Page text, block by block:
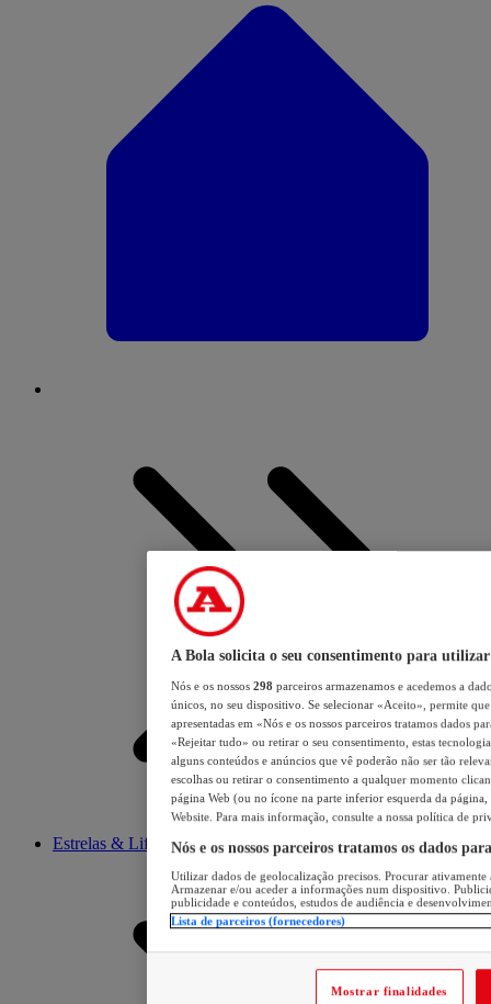
Estrelas & Lifestyle
A Bola solicita o seu consentimento para utilizar
Nós e os nossos 298 parceiros armazenamos e acedemos a
únicos, no seu dispositivo. Se selecionar «Aceito», permite
apresentadas em «Nós e os nossos parceiros tratamos dados
«Rejeitar tudo» ou retirar o seu consentimento, estas
alguns conteúdos e anúncios que vê poderão não ser tão
escolhas ou retirar o consentimento a qualquer momento
página Web (ou no ícone na parte inferior esquerda da página,
Website. Para mais informação, consulte a nossa política de
Nós e os nossos parceiros tratamos os dados
Utilizar dados de geolocalização precisos. Procurar
Armazenar e/ou aceder a informações num dispositivo.
publicidade e conteúdos, estudos de audiência e
Lista de parceiros (fornecedores)
Mostrar finalidades